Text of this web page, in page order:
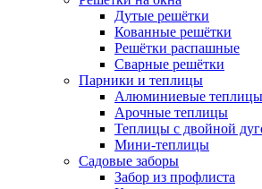
Дутые решётки
Кованные решётки
Решётки распашные
Сварные решётки
Парники и теплицы
Алюминиевые теплицы
Арочные теплицы
Теплицы с двойной
Мини-теплицы
Садовые заборы
Забор из профлиста